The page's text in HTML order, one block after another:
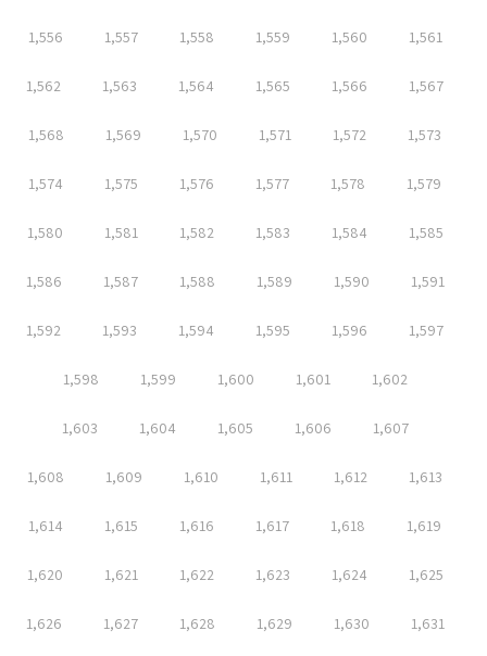
1,556 1,557 1,558 1,559 1,560 1,561
1,562 1,563 1,564 1,565 1,566 1,567
1,568 1,569 1,570 1,571 1,572 1,573
1,574 1,575 1,576 1,577 1,578 1,579
1,580 1,581 1,582 1,583 1,584 1,585
1,586 1,587 1,588 1,589 1,590 1,591
1,592 1,593 1,594 1,595 1,596 1,597
1,598 1,599 1,600 1,601 1,602
1,603 1,604 1,605 1,606 1,607
1,608 1,609 1,610 1,611 1,612 1,613
1,614 1,615 1,616 1,617 1,618 1,619
1,620 1,621 1,622 1,623 1,624 1,625
1,626 1,627 1,628 1,629 1,630 1,631